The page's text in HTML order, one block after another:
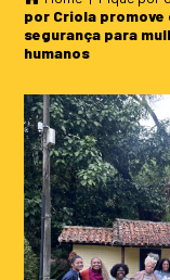
por Criola
segurança para
humanos